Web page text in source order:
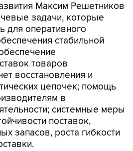
Максим Решетников
задачи, которые
для оперативного
стабильной
товаров
восстановления и
цепочек; помощь
в
системные меры
поставок,
запасов, роста гибкости